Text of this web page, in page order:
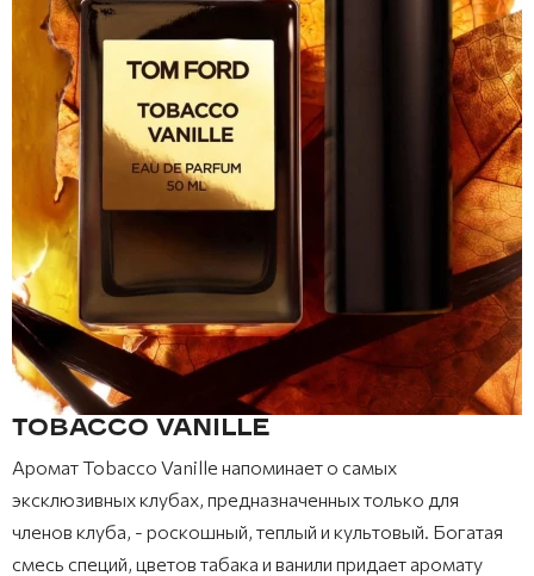
TOBACCO VANILLE
Аромат Tobacco Vanille напоминает о самых
эксклюзивных клубах, предназначенных только для
членов клуба, - роскошный, теплый и культовый. Богатая
смесь специй, цветов табака и ванили придает аромату